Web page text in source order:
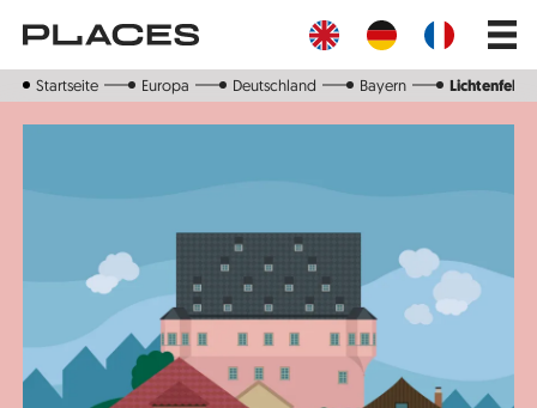
zum
Inhalt
Main
Startseite Europa Deutschland Bayern Lichtenfels